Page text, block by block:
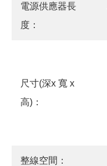
電源供應器長
度：
尺寸(深x 寬 x
高)：
整線空間：